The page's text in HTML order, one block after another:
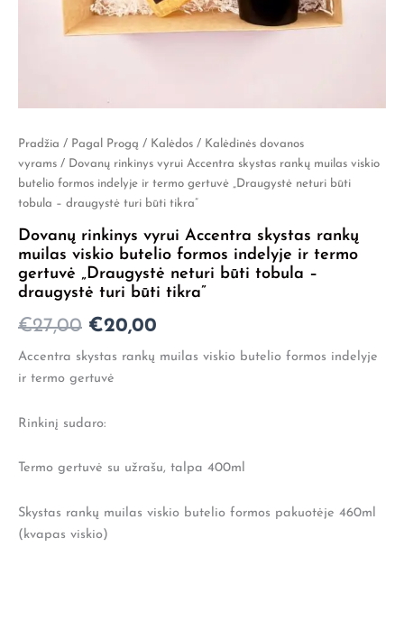
Pradžia / Pagal Progą / Kalėdos / Kalėdinės dovanos
vyrams / Dovanų rinkinys vyrui Accentra skystas rankų muilas viskio
butelio formos indelyje ir termo gertuvė „Draugystė neturi būti
tobula – draugystė turi būti tikra”
Dovanų rinkinys vyrui Accentra skystas rankų
muilas viskio butelio formos indelyje ir termo
gertuvė „Draugystė neturi būti tobula –
draugystė turi būti tikra”
€27,00
Original
price
was:
€27,00.
€20,00
Current
price
€20,00.
Accentra skystas rankų muilas viskio butelio formos indelyje
ir termo gertuvė
Rinkinį sudaro:
Termo gertuvė su užrašu, talpa 400ml
Skystas rankų muilas viskio butelio formos pakuotėje 460ml
(kvapas viskio)
produkto
kiekis:
Dovanų
rinkinys
Accentra
skystas
rankų
muilas
butelio
indelyje
ir
gertuvė
"Draugystė
būti
draugystė
turi